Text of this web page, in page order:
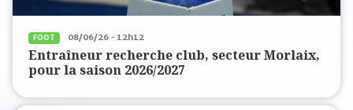
FOOT 08/06/26 - 12h12
Entraîneur recherche club, secteur Morlaix,
pour la saison 2026/2027